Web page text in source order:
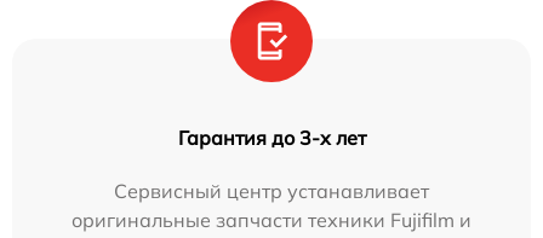
Гарантия до 3-х лет
Сервисный центр устанавливает
оригинальные запчасти техники Fujifilm и